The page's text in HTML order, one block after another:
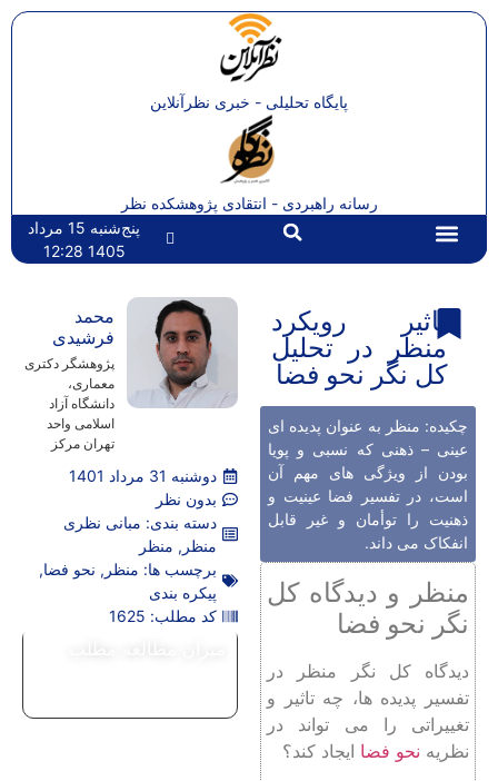
پایگاه تحلیلی - خبری نظرآنلاین
رسانه راهبردی - انتقادی پژوهشکده نظر
پنج‌شنبه 15 مرداد
1405 12:28
تاثیر رویکرد
منظر در تحلیل
کل نگر نحو فضا
چکیده: منظر به عنوان پدیده ای
عینی – ذهنی که نسبی و پویا
بودن از ویژگی های مهم آن
است، در تفسیر فضا عینیت و
ذهنیت را توأمان و غیر قابل
انفکاک می داند.
منظر و دیدگاه کل
نگر نحو فضا
دیدگاه کل نگر منظر در
تفسیر پدیده ها، چه تاثیر و
تغییراتی را می تواند در
نظریه نحو فضا ایجاد کند؟
محمد
فرشیدی
پژوهشگر دکتری
معماری،
دانشگاه آزاد
اسلامی واحد
تهران مرکز
دوشنبه 31 مرداد 1401
بدون نظر
دسته بندی: مبانی نظری
منظر , منظر
برچسب ها: منظر , نحو فضا,
پیکره بندی
کد مطلب: 1625